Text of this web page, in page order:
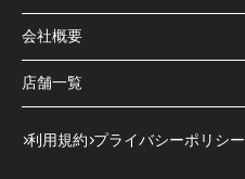
会社概要
店舗一覧
利用規約 プライバシーポリシー